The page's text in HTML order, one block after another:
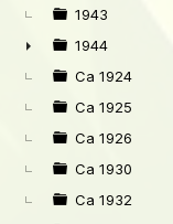
1943
►
1944
Ca 1924
Ca 1925
Ca 1926
Ca 1930
Ca 1932